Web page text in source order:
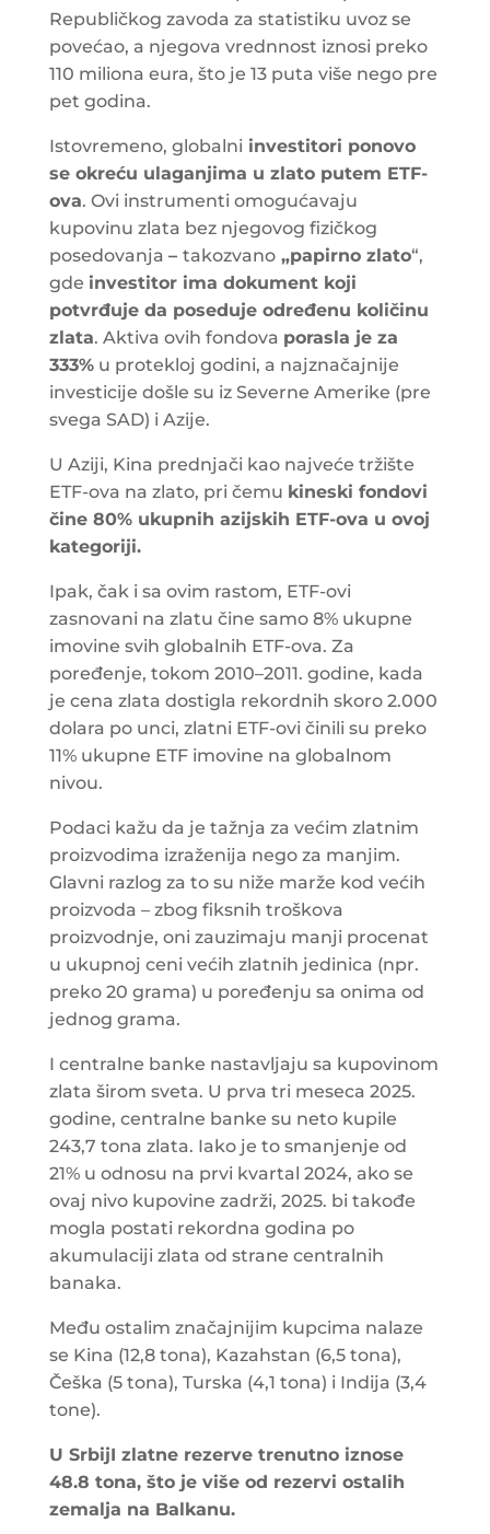
Republičkog zavoda za statistiku uvoz se
povećao, a njegova vrednnost iznosi preko
110 miliona eura, što je 13 puta više nego pre
pet godina.
Istovremeno, globalni investitori ponovo
se okreću ulaganjima u zlato putem ETF-
ova. Ovi instrumenti omogućavaju
kupovinu zlata bez njegovog fizičkog
posedovanja – takozvano„papirno zlato“,
gde investitor ima dokument koji
potvrđuje da poseduje određenu količinu
zlata. Aktiva ovih fondova porasla je za
333%u protekloj godini, a najznačajnije
investicije došle su iz Severne Amerike (pre
svega SAD) i Azije.
U Aziji, Kina prednjači kao najveće tržište
ETF-ova na zlato, pri čemu kineski fondovi
čine 80% ukupnih azijskih ETF-ova u ovoj
kategoriji.
Ipak, čak i sa ovim rastom, ETF-ovi
zasnovani na zlatu čine samo 8% ukupne
imovine svih globalnih ETF-ova. Za
poređenje, tokom 2010–2011. godine, kada
je cena zlata dostigla rekordnih skoro 2.000
dolara po unci, zlatni ETF-ovi činili su preko
11% ukupne ETF imovine na globalnom
nivou.
Podaci kažu da je tažnja za većim zlatnim
proizvodima izraženija nego za manjim.
Glavni razlog za to su niže marže kod većih
proizvoda – zbog fiksnih troškova
proizvodnje, oni zauzimaju manji procenat
u ukupnoj ceni većih zlatnih jedinica (npr.
preko 20 grama) u poređenju sa onima od
jednog grama.
I centralne banke nastavljaju sa kupovinom
zlata širom sveta. U prva tri meseca 2025.
godine, centralne banke su neto kupile
243,7 tona zlata. Iako je to smanjenje od
21% u odnosu na prvi kvartal 2024, ako se
ovaj nivo kupovine zadrži, 2025. bi takođe
mogla postati rekordna godina po
akumulaciji zlata od strane centralnih
banaka.
Među ostalim značajnijim kupcima nalaze
se Kina (12,8 tona), Kazahstan (6,5 tona),
Češka (5 tona), Turska (4,1 tona) i Indija (3,4
tone).
U SrbijI zlatne rezerve trenutno iznose
48.8 tona, što je više od rezervi ostalih
zemalja na Balkanu.